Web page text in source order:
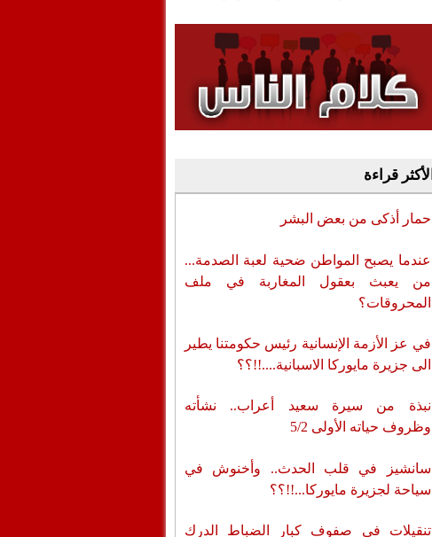
وقنوات صرف صحي
تقتل والمحاسبة يجب
أن تطال المسؤولين
والعمال مع شركة
سيتي باص + وثيقة
وفيديو
الأكثر قراءة
حمار أذكى من بعض البشر
عندما يصبح المواطن ضحية لعبة الصدمة...
من يعبث بعقول المغاربة في ملف
المحروقات؟
في عز الأزمة الإنسانية رئيس حكومتنا يطير
الى جزيرة مايوركا الاسبانية....!!؟؟
نبذة من سيرة سعيد أعراب.. نشأته
وظروف حياته الأولى 5/2
سانشيز في قلب الحدث.. وأخنوش في
سياحة لجزيرة مايوركا...!!؟؟
تنقيلات في صفوف كبار الضباط الدرك